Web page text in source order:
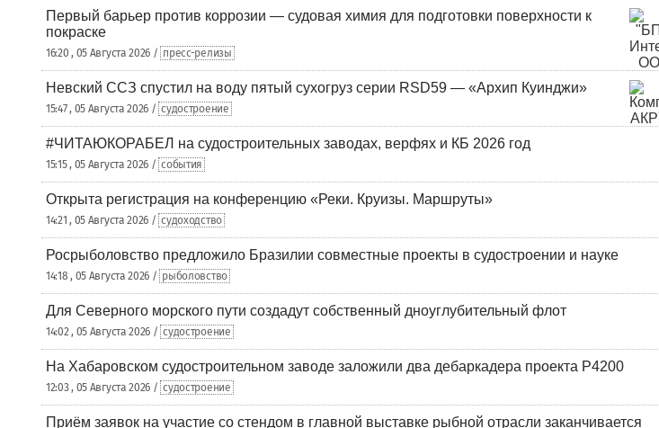
Первый барьер против коррозии — судовая химия для подготовки поверхности к
покраске
16:20 , 05 Августа 2026 / пресс-релизы
Невский ССЗ спустил на воду пятый сухогруз серии RSD59 — «Архип Куинджи»
15:47 , 05 Августа 2026 / судостроение
#ЧИТАЮКОРАБЕЛ на судостроительных заводах, верфях и КБ 2026 год
15:15 , 05 Августа 2026 / события
Открыта регистрация на конференцию «Реки. Круизы. Маршруты»
14:21 , 05 Августа 2026 / судоходство
Росрыболовство предложило Бразилии совместные проекты в судостроении и науке
14:18 , 05 Августа 2026 / рыболовство
Для Северного морского пути создадут собственный дноуглубительный флот
14:02 , 05 Августа 2026 / судостроение
На Хабаровском судостроительном заводе заложили два дебаркадера проекта Р4200
12:03 , 05 Августа 2026 / судостроение
Приём заявок на участие со стендом в главной выставке рыбной отрасли заканчивается